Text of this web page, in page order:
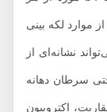
لکه بینی
از
دهانه
اکتروپیون